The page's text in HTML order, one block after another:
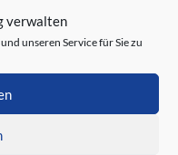
verwalten
unseren Service für Sie zu
Herr Manfred
& Co. KG.